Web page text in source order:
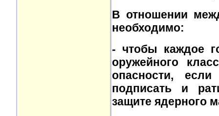
В отношении
необходимо:
- чтобы каждое
оружейного
опасности,
подписать и
защите ядерного